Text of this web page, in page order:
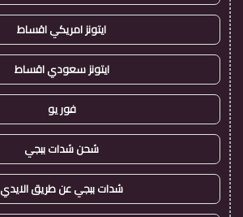
ايتونز امريكي اقساط
ايتونز سعودي اقساط
فور يو
شحن شدات ببجي
شدات ببجي عن طريق الايدي